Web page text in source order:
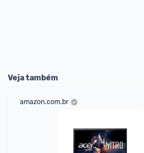
Veja também
amazon.com.br